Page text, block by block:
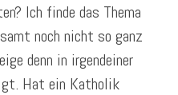
Ich finde das Thema
noch nicht so ganz
denn in irgendeiner
Hat ein Katholik